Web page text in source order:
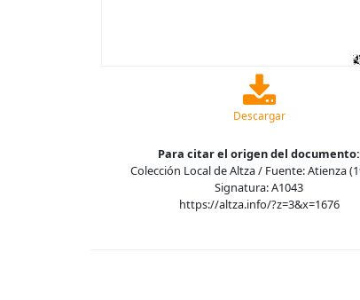
Descargar
Para citar el origen del documento:
Colección Local de Altza / Fuente: Atienza
Signatura: A1043
https://altza.info/?z=3&x=1676